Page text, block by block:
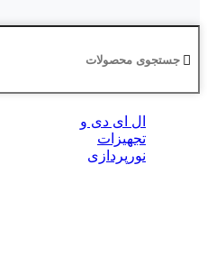
ال‌ ای‌ دی و
تجهیزات
نورپردازی